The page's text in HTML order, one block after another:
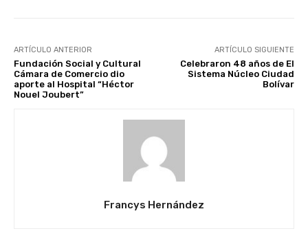
ARTÍCULO ANTERIOR
Fundación Social y Cultural
Cámara de Comercio dio
aporte al Hospital “Héctor
Nouel Joubert”
ARTÍCULO SIGUIENTE
Celebraron 48 años de El
Sistema Núcleo Ciudad
Bolívar
Francys Hernández